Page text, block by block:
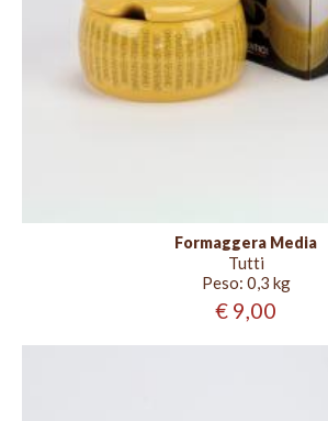
Formaggera Media
Tutti
Peso: 0,3 kg
€ 9,00